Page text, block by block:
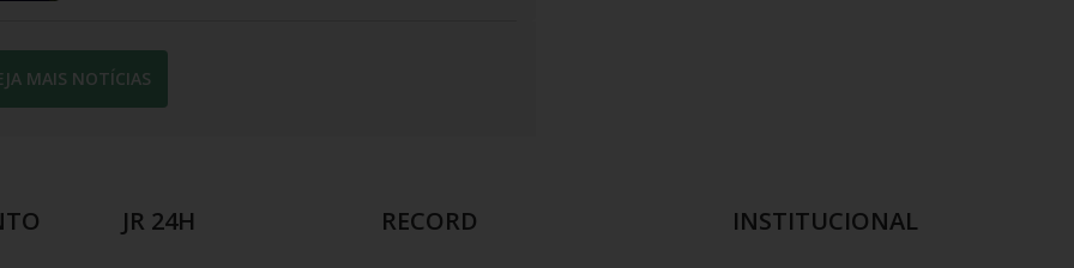
MAIS NOTÍCIAS
JR 24H RECORD INSTITUCIONAL